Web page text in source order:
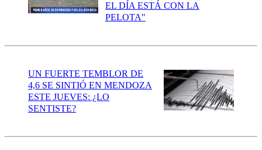
EL DÍA ESTÁ CON LA
PELOTA"
UN FUERTE TEMBLOR DE
4,6 SE SINTIÓ EN MENDOZA
ESTE JUEVES: ¿LO
SENTISTE?